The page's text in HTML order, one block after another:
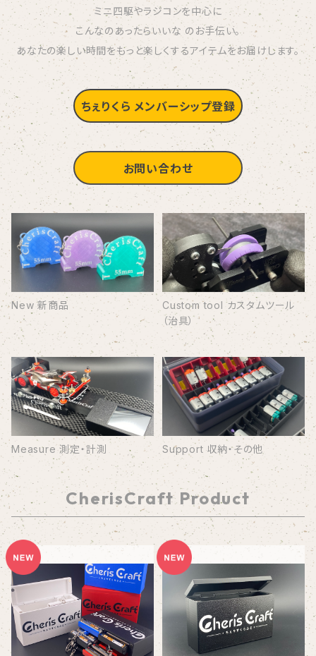
ミニ四駆やラジコンを中心に
こんなのあったらいいな のお手伝い。
あなたの楽しい時間をもっと楽しくするアイテムをお届けします。
ちぇりくら メンバーシップ登録
お問い合わせ
New 新商品
Custom tool カスタムツール
（治具）
Measure 測定・計測 Support 収納・その他
CherisCraft Product